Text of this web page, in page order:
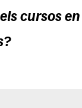
cursos en